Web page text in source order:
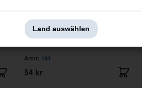
Dekal "VP-Autoparts" blau/weiss
Artnr: 194
54 kr
Land auswählen